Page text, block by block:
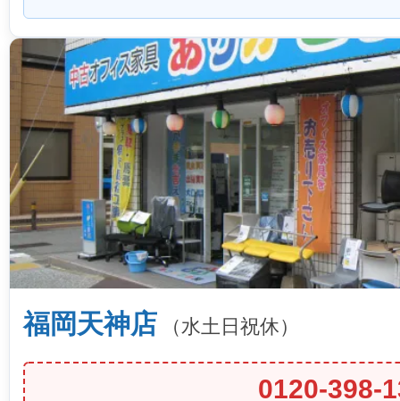
福岡天神店 （水土日祝休）
0120-398-